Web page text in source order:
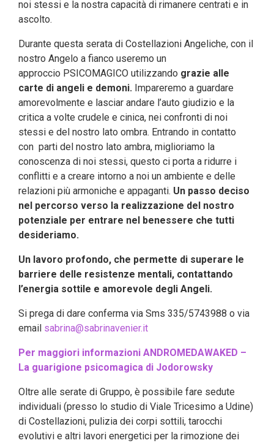
noi stessi e la nostra capacità di rimanere centrati e in
ascolto.
Durante questa serata di Costellazioni Angeliche, con il
nostro Angelo a fianco useremo un
approccio PSICOMAGICO utilizzando grazie alle
carte di angeli e demoni. Impareremo a guardare
amorevolmente e lasciar andare l’auto giudizio e la
critica a volte crudele e cinica, nei confronti di noi
stessi e del nostro lato ombra. Entrando in contatto
con parti del nostro lato ambra, miglioriamo la
conoscenza di noi stessi, questo ci porta a ridurre i
conflitti e a creare intorno a noi un ambiente e delle
relazioni più armoniche e appaganti. Un passo deciso
nel percorso verso la realizzazione del nostro
potenziale per entrare nel benessere che tutti
desideriamo.
Un lavoro profondo, che permette di superare le
barriere delle resistenze mentali, contattando
l’energia sottile e amorevole degli Angeli.
Si prega di dare conferma via Sms 335/5743988 o via
email sabrina@sabrinavenier.it
Per maggiori informazioni ANDROMEDAWAKED –
La guarigione psicomagica di Jodorowsky
Oltre alle serate di Gruppo, è possibile fare sedute
individuali (presso lo studio di Viale Tricesimo a Udine)
di Costellazioni, pulizia dei corpi sottili, tarocchi
evolutivi e altri lavori energetici per la rimozione dei